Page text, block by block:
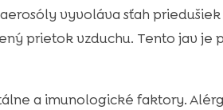
vyvoláva sťah
prietok vzduchu. Tento jav je
a imunologické faktory.